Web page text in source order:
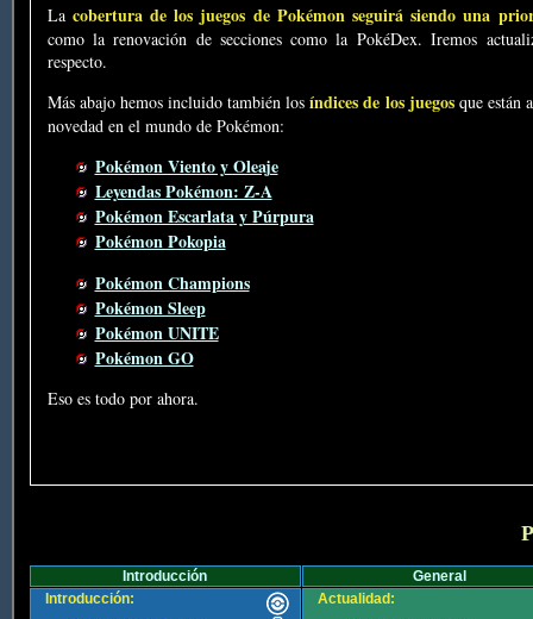
La cobertura de los juegos de Pokémon seguirá siendo una
como la renovación de secciones como la PokéDex. Iremos
respecto.
Más abajo hemos incluido también losíndices de los juegosque están
novedad en el mundo de Pokémon:
Pokémon Viento y Oleaje
Leyendas Pokémon: Z-A
Pokémon Escarlata y Púrpura
Pokémon Pokopia
Pokémon Champions
Pokémon Sleep
Pokémon UNITE
Pokémon GO
Eso es todo por ahora.
Introducción
General
Introducción:
Actualidad: